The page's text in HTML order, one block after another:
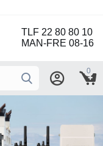
TLF 22 80 80 10
MAN-FRE 08-16
0